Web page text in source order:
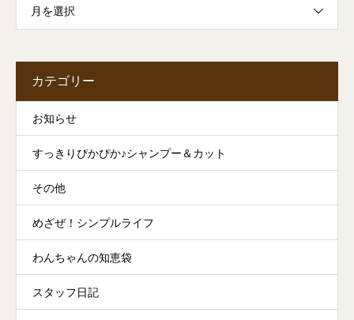
月を選択
カテゴリー
お知らせ
すっきりぴかぴか♪シャンプー＆カット
その他
めざぜ！シンプルライフ
わんちゃんの知恵袋
スタッフ日記